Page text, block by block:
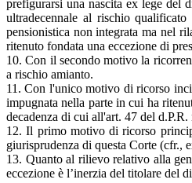
prefigurarsi una nascita ex lege del
ultradecennale al rischio
pensionistica non integrata ma nel
ritenuto fondata una eccezione di
10. Con il secondo motivo la
a rischio amianto.
11. Con l'unico motivo di ricorso
impugnata nella parte in cui ha
decadenza di cui all'art. 47 del
12. Il primo motivo di ricorso
giurisprudenza di questa Corte (cfr.,
13. Quanto al rilievo relativo alla
eccezione è l’inerzia del titolare del